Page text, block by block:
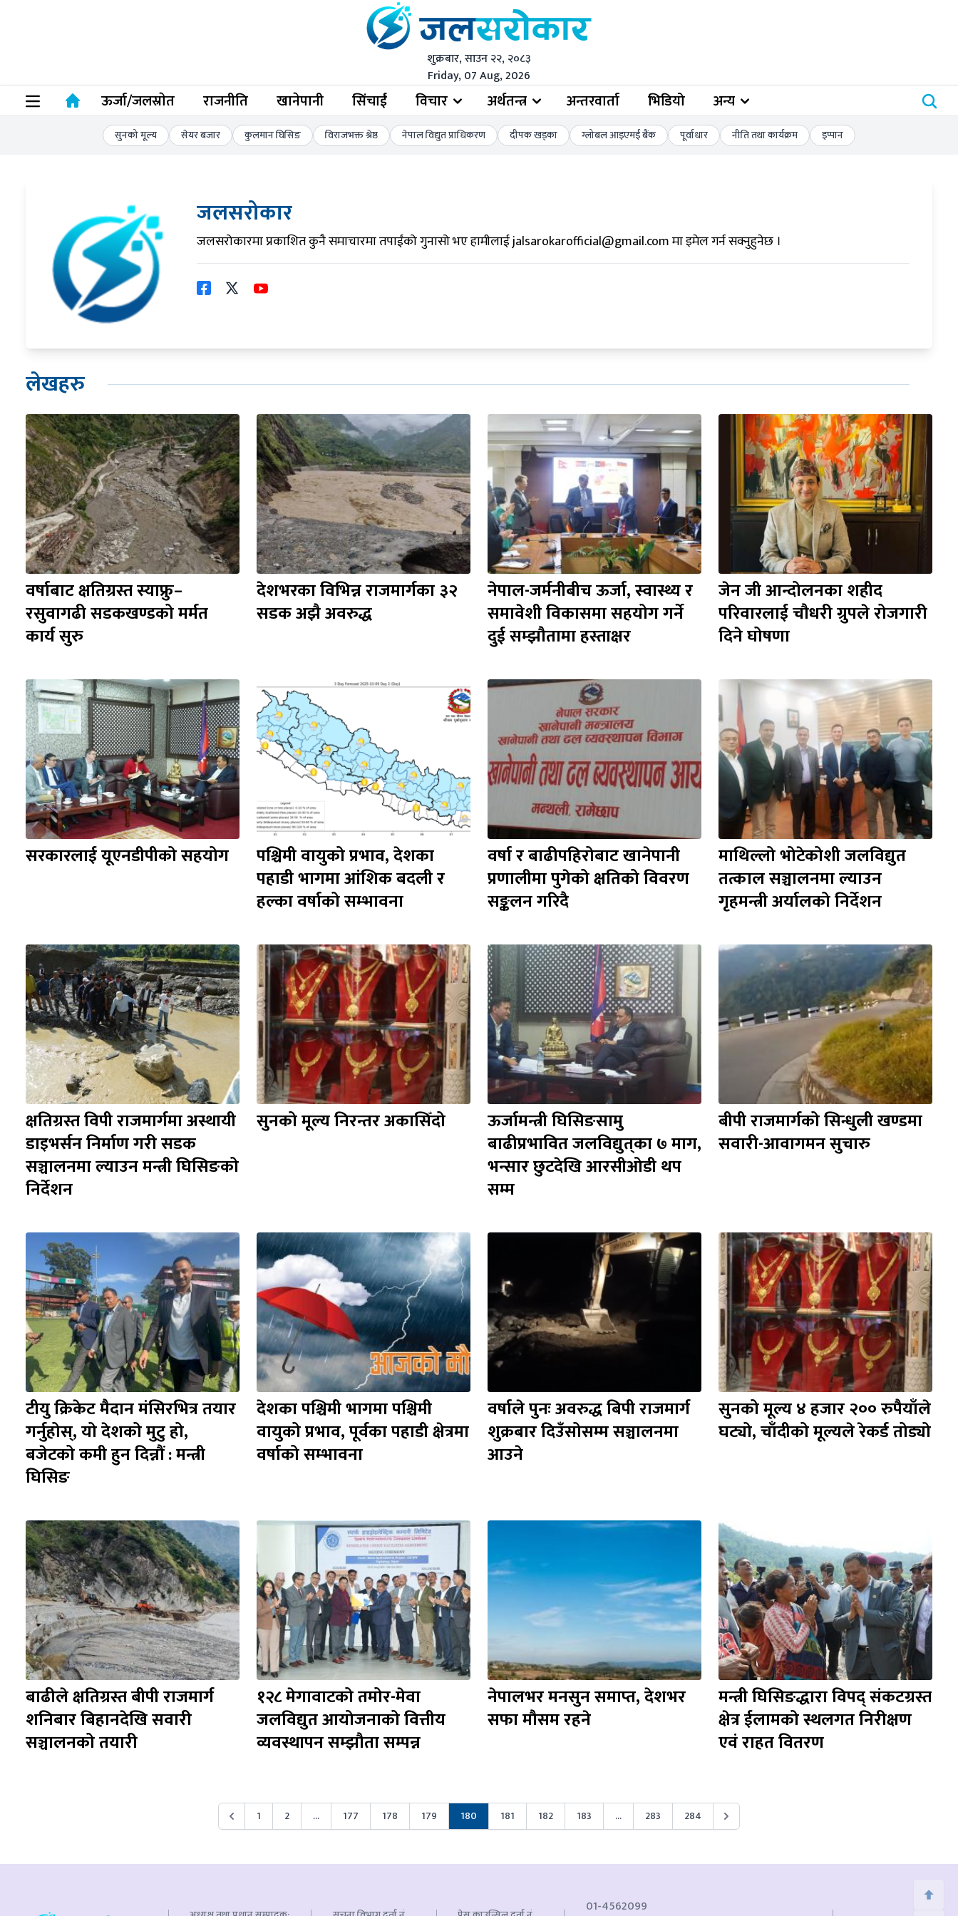
शुक्रबार, साउन २२, २०८३
Friday, 07 Aug, 2026
ऊर्जा/जलस्राेत राजनीति खानेपानी सिंचाईं विचार अर्थतन्त्र अन्तरवार्ता भिडियो अन्य
सुनको मूल्य सेयर बजार कुलमान घिसिङ विराजभक्त श्रेष्ठ नेपाल विद्युत प्राधिकरण दीपक खड्का ग्लोबल आइएमई बैंक पूर्वाधार नीति तथा कार्यक्रम इप्पान
जलसरोकार
जलसरोकारमा प्रकाशित कुनै समाचारमा तपाईंको गुनासो भए हामीलाईjalsarokarofficial@gmail.comमा इमेल गर्न सक्नुहुनेछ ।
लेखहरु
वर्षाबाट क्षतिग्रस्त स्याफ्रु–
रसुवागढी सडकखण्डको मर्मत
कार्य सुरु
देशभरका विभिन्न राजमार्गका ३२
सडक अझै अवरुद्ध
नेपाल-जर्मनीबीच ऊर्जा, स्वास्थ्य र
समावेशी विकासमा सहयोग गर्ने
दुई सम्झौतामा हस्ताक्षर
जेन जी आन्दोलनका शहीद
परिवारलाई चौधरी ग्रुपले रोजगारी
दिने घोषणा
सरकारलाई यूएनडीपीको सहयोग
पश्चिमी वायुको प्रभाव, देशका
पहाडी भागमा आंशिक बदली र
हल्का वर्षाको सम्भावना
वर्षा र बाढीपहिरोबाट खानेपानी
प्रणालीमा पुगेको क्षतिको विवरण
सङ्कलन गरिदै
माथिल्लो भोटेकोशी जलविद्युत
तत्काल सञ्चालनमा ल्याउन
गृहमन्त्री अर्यालको निर्देशन
क्षतिग्रस्त विपी राजमार्गमा अस्थायी
डाइभर्सन निर्माण गरी सडक
सञ्चालनमा ल्याउन मन्त्री घिसिङको
निर्देशन
सुनको मूल्य निरन्तर अकासिँदो
ऊर्जामन्त्री घिसिङसामु
बाढीप्रभावित जलविद्युत्‌का ७ माग,
भन्सार छुटदेखि आरसीओडी थप
सम्म
बीपी राजमार्गको सिन्धुली खण्डमा
सवारी-आवागमन सुचारु
टीयु क्रिकेट मैदान मंसिरभित्र तयार
गर्नुहोस्, यो देशको मुटु हो,
बजेटको कमी हुन दिन्नौं : मन्त्री
घिसिङ
देशका पश्चिमी भागमा पश्चिमी
वायुको प्रभाव, पूर्वका पहाडी क्षेत्रमा
वर्षाको सम्भावना
वर्षाले पुनः अवरुद्ध बिपी राजमार्ग
शुक्रबार दिउँसोसम्म सञ्चालनमा
आउने
सुनको मूल्य ४ हजार २०० रुपैयाँले
घट्यो, चाँदीको मूल्यले रेकर्ड तोड्यो
बाढीले क्षतिग्रस्त बीपी राजमार्ग
शनिबार बिहानदेखि सवारी
सञ्चालनको तयारी
१२८ मेगावाटको तमोर-मेवा
जलविद्युत आयोजनाको वित्तीय
व्यवस्थापन सम्झौता सम्पन्न
नेपालभर मनसुन समाप्त, देशभर
सफा मौसम रहने
मन्त्री घिसिङद्धारा विपद् संकटग्रस्त
क्षेत्र ईलामको स्थलगत निरीक्षण
एवं राहत वितरण
1 2 ... 177 178 179 180 181 182 183 ... 283 284
01-4562099